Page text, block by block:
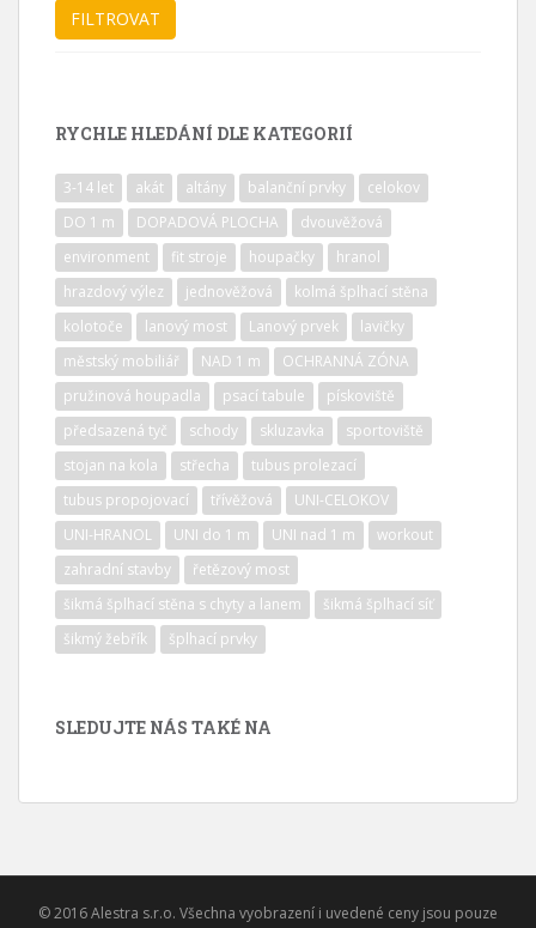
RYCHLE HLEDÁNÍ DLE KATEGORIÍ
3-14 let akát altány balanční prvky
celokov
DO 1 m
DOPADOVÁ PLOCHA
dvouvěžová
environment
fit stroje houpačky
hranol
hrazdový výlez
jednověžová
kolmá šplhací stěna
kolotoče
lanový most Lanový prvek
lavičky
městský mobiliář
NAD 1 m
OCHRANNÁ ZÓNA
pružinová houpadla
psací tabule
pískoviště
předsazená tyč
schody skluzavka
sportoviště
stojan na kola
střecha
tubus prolezací
tubus propojovací
třívěžová
UNI-CELOKOV
UNI-HRANOL
UNI do 1 m UNI nad 1 m
workout
zahradní stavby
řetězový most
šikmá šplhací stěna s chyty a lanem
šikmá šplhací síť
šikmý žebřík
šplhací prvky
SLEDUJTE NÁS TAKÉ NA
© 2016 Alestra s.r.o. Všechna vyobrazení i uvedené ceny jsou pouze